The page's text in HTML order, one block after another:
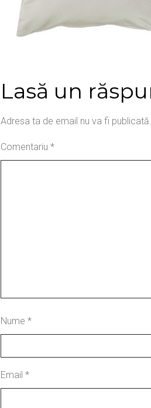
Lasă un
Adresa ta de email nu va fi publicată.
Comentariu *
Nume *
Email *